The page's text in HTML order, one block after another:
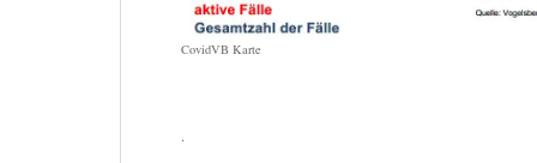
CovidVB Karte
.